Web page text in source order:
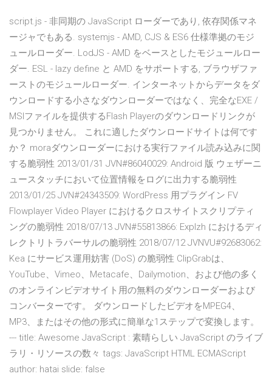
script.js - 非同期の JavaScript ローダーであり, 依存関係マネ
ージャでもある. systemjs - AMD, CJS & ES6 仕様準拠のモジ
ュールローダー. LodJS - AMD をベースとしたモジュールロー
ダー. ESL - lazy define と AMD をサポートする, ブラウザファ
ーストのモジュールローダー. インターネットからデータをダ
ウンロードする小さなダウンローダーではなく、完全なEXE /
MSIファイルを提供するFlash Playerのダウンロードリンクが
見つかりません。 これに適したダウンロードサイトは何です
か？ moraダウンローダーにおける実行ファイル読み込みに関
する脆弱性 2013/01/31 JVN#86040029: Android 版 ウェザーニ
ュースタッチにおいて位置情報をログに出力する脆弱性
2013/01/25 JVN#24343509: WordPress 用プラグイン FV
Flowplayer Video Player におけるクロスサイトスクリプティ
ングの脆弱性 2018/07/13 JVN#55813866: Explzh におけるディ
レクトリトラバーサルの脆弱性 2018/07/12 JVNVU#92683062:
Kea にサービス運用妨害 (DoS) の脆弱性 ClipGrabは、
YouTube、Vimeo、Metacafe、Dailymotion、および他の多く
のオンラインビデオサイト用の無料のダウンローダーおよび
コンバーターです。 ダウンロードしたビデオをMPEG4、
MP3、またはその他の形式に簡単な1ステップで変換します。
--- title: Awesome JavaScript : 素晴らしい JavaScript のライブ
ラリ・リソースの数々 tags: JavaScript HTML ECMAScript
author: hatai slide: false